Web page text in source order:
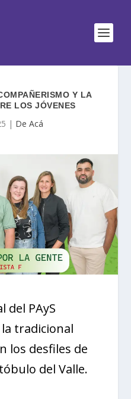
Y LA
LOS JÓVENES
| De Acá
del PAyS
tradicional
los desfiles de
del Valle.